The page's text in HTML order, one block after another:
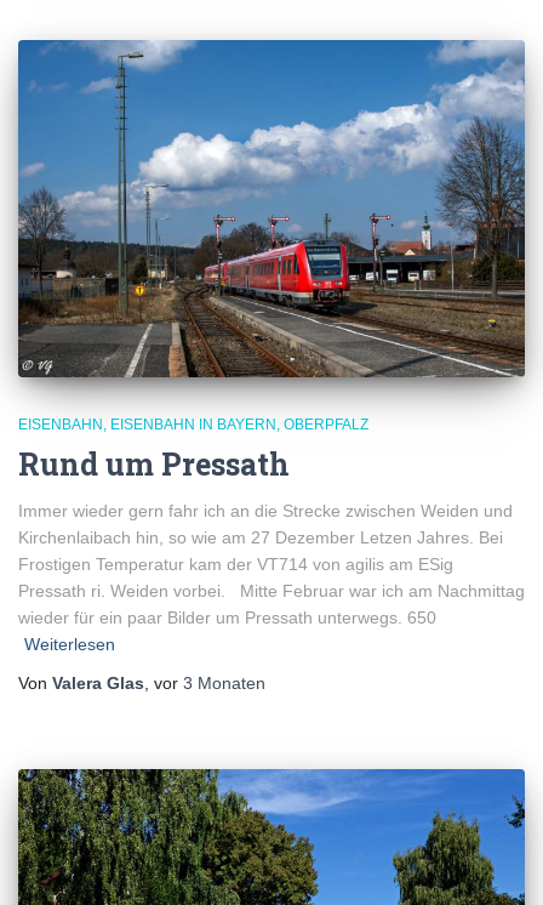
EISENBAHN EISENBAHN IN BAYERN OBERPFALZ
Rund um Pressath
Immer wieder gern fahr ich an die Strecke zwischen Weiden und
Kirchenlaibach hin, so wie am 27 Dezember Letzen Jahres. Bei
Frostigen Temperatur kam der VT714 von agilis am ESig
Pressath ri. Weiden vorbei. Mitte Februar war ich am Nachmittag
wieder für ein paar Bilder um Pressath unterwegs. 650
Weiterlesen
Von Valera Glas, vor 3 Monaten